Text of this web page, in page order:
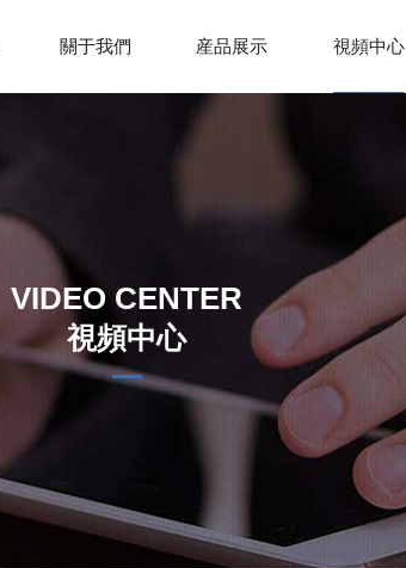
關于我們 産品展示 視頻中心
VIDEO CENTER
視頻中心